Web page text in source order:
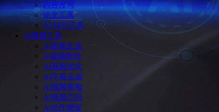
内容改写
论文工具
AI SEO工具
Ai视频工具
Ai视频生成
Ai视频制作
AI视频优化
AI字幕生成
AI视频换脸
AI视频总结
Ai动作捕捉